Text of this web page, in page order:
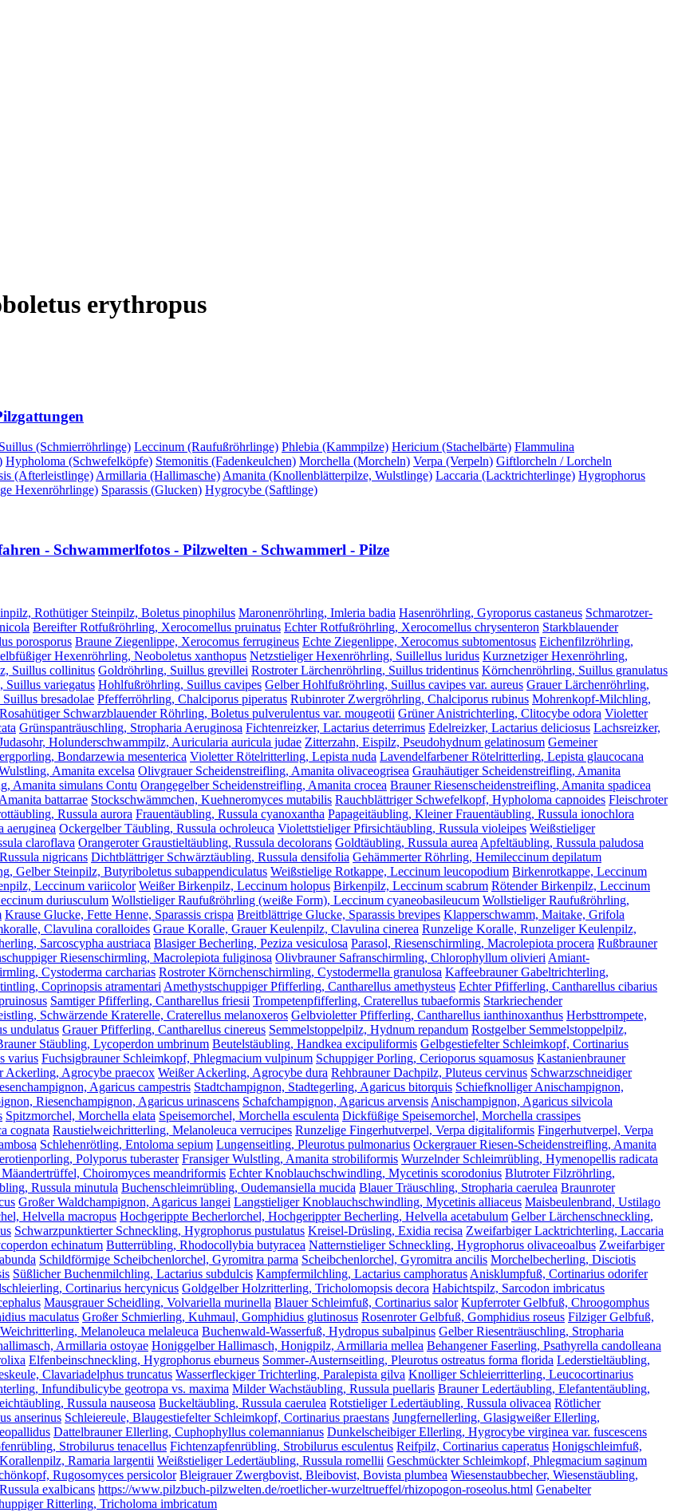
erythropus
Suillus (Schmierröhrlinge) Leccinum (Raufußröhrlinge) Phlebia (Kammpilze) Hericium (Stachelbärte) Flammulina
Hypholoma (Schwefelköpfe) Stemonitis (Fadenkeulchen) Morchella (Morcheln) Verpa (Verpeln) Giftlorcheln / Lorcheln
(Afterleistlinge) Armillaria (Hallimasche) Amanita (Knollenblätterpilze, Wulstlinge) Laccaria (Lacktrichterlinge) Hygrophorus
Hexenröhrlinge) Sparassis (Glucken) Hygrocybe (Saftlinge)
- Schwammerlfotos - Pilzwelten - Schwammerl - Pilze
Rothütiger Steinpilz, Boletus pinophilus Maronenröhrling, Imleria badia Hasenröhrling, Gyroporus castaneus Schmarotzer-
Bereifter Rotfußröhrling, Xerocomellus pruinatus Echter Rotfußröhrling, Xerocomellus chrysenteron Starkblauender
porosporus Braune Ziegenlippe, Xerocomus ferrugineus Echte Ziegenlippe, Xerocomus subtomentosus Eichenfilzröhrling,
Hexenröhrling, Neoboletus xanthopus Netzstieliger Hexenröhrling, Suillellus luridus Kurznetziger Hexenröhrling,
Suillus collinitus Goldröhrling, Suillus grevillei Rostroter Lärchenröhrling, Suillus tridentinus Körnchenröhrling, Suillus granulatus
Suillus variegatus Hohlfußröhrling, Suillus cavipes Gelber Hohlfußröhrling, Suillus cavipes var. aureus Grauer Lärchenröhrling,
bresadolae Pfefferröhrling, Chalciporus piperatus Rubinroter Zwergröhrling, Chalciporus rubinus Mohrenkopf-Milchling,
Rosahütiger Schwarzblauender Röhrling, Boletus pulverulentus var. mougeotii Grüner Anistrichterling, Clitocybe odora Violetter
Grünspanträuschling, Stropharia Aeruginosa Fichtenreizker, Lactarius deterrimus Edelreizker, Lactarius deliciosus Lachsreizker,
Holunderschwammpilz, Auricularia auricula judae Zitterzahn, Eispilz, Pseudohydnum gelatinosum Gemeiner
Bondarzewia mesenterica Violetter Rötelritterling, Lepista nuda Lavendelfarbener Rötelritterling, Lepista glaucocana
Amanita excelsa Olivgrauer Scheidenstreifling, Amanita olivaceogrisea Grauhäutiger Scheidenstreifling, Amanita
Amanita simulans Contu Orangegelber Scheidenstreifling, Amanita crocea Brauner Riesenscheidenstreifling, Amanita spadicea
battarrae Stockschwämmchen, Kuehneromyces mutabilis Rauchblättriger Schwefelkopf, Hypholoma capnoides Fleischroter
Russula aurora Frauentäubling, Russula cyanoxantha Papageitäubling, Kleiner Frauentäubling, Russula ionochlora
aeruginea Ockergelber Täubling, Russula ochroleuca Violettstieliger Pfirsichtäubling, Russula violeipes Weißstieliger
claroflava Orangeroter Graustieltäubling, Russula decolorans Goldtäubling, Russula aureaApfeltäubling, Russula paludosa
nigricans Dichtblättriger Schwärztäubling, Russula densifolia Gehämmerter Röhrling, Hemileccinum depilatum
Gelber Steinpilz, Butyriboletus subappendiculatus Weißstielige Rotkappe, Leccinum leucopodium Birkenrotkappe, Leccinum
Leccinum variicolor Weißer Birkenpilz, Leccinum holopus Birkenpilz, Leccinum scabrum Rötender Birkenpilz, Leccinum
duriusculum Wollstieliger Raufußröhrling (weiße Form), Leccinum cyaneobasileucum Wollstieliger Raufußröhrling,
Krause Glucke, Fette Henne, Sparassis crispa Breitblättrige Glucke, Sparassis brevipes Klapperschwamm, Maitake, Grifola
Clavulina coralloides Graue Koralle, Grauer Keulenpilz, Clavulina cinerea Runzelige Koralle, Runzeliger Keulenpilz,
Sarcoscypha austriaca Blasiger Becherling, Peziza vesiculosa Parasol, Riesenschirmling, Macrolepiota procera Rußbrauner
Riesenschirmling, Macrolepiota fuliginosa Olivbrauner Safranschirmling, Chlorophyllum olivieriAmiant-
Cystoderma carcharias Rostroter Körnchenschirmling, Cystodermella granulosa Kaffeebrauner Gabeltrichterling,
Coprinopsis atramentariAmethystschuppiger Pfifferling, Cantharellus amethysteus Echter Pfifferling, Cantharellus cibarius
Samtiger Pfifferling, Cantharellus friesii Trompetenpfifferling, Craterellus tubaeformis Starkriechender
Schwärzende Kraterelle, Craterellus melanoxeros Gelbvioletter Pfifferling, Cantharellus ianthinoxanthus Herbsttrompete,
undulatus Grauer Pfifferling, Cantharellus cinereus Semmelstoppelpilz, Hydnum repandum Rostgelber Semmelstoppelpilz,
Stäubling, Lycoperdon umbrinum Beutelstäubling, Handkea excipuliformis Gelbgestiefelter Schleimkopf, Cortinarius
varius Fuchsigbrauner Schleimkopf, Phlegmacium vulpinum Schuppiger Porling, Cerioporus squamosus Kastanienbrauner
Ackerling, Agrocybe praecox Weißer Ackerling, Agrocybe dura Rehbrauner Dachpilz, Pluteus cervinus Schwarzschneidiger
Agaricus campestris Stadtchampignon, Stadtegerling, Agaricus bitorquis Schiefknolliger Anischampignon,
Riesenchampignon, Agaricus urinascens Schafchampignon, Agaricus arvensisAnischampignon, Agaricus silvicola
Spitzmorchel, Morchella elata Speisemorchel, Morchella esculenta Dickfüßige Speisemorchel, Morchella crassipes
cognata Raustielweichritterling, Melanoleuca verrucipes Runzelige Fingerhutverpel, Verpa digitaliformis Fingerhutverpel, Verpa
Schlehenrötling, Entoloma sepium Lungenseitling, Pleurotus pulmonarius Ockergrauer Riesen-Scheidenstreifling, Amanita
Polyporus tuberaster Fransiger Wulstling, Amanita strobiliformis Wurzelnder Schleimrübling, Hymenopellis radicata
Mäandertrüffel, Choiromyces meandriformis Echter Knoblauchschwindling, Mycetinis scorodonius Blutroter Filzröhrling,
Russula minutula Buchenschleimrübling, Oudemansiella mucida Blauer Träuschling, Stropharia caerulea Braunroter
Großer Waldchampignon, Agaricus langei Langstieliger Knoblauchschwindling, Mycetinis alliaceus Maisbeulenbrand, Ustilago
Helvella macropus Hochgerippte Becherlorchel, Hochgerippter Becherling, Helvella acetabulum Gelber Lärchenschneckling,
Schwarzpunktierter Schneckling, Hygrophorus pustulatus Kreisel-Drüsling, Exidia recisa Zweifarbiger Lacktrichterling, Laccaria
echinatum Butterrübling, Rhodocollybia butyracea Natternstieliger Schneckling, Hygrophorus olivaceoalbus Zweifarbiger
Schildförmige Scheibchenlorchel, Gyromitra parma Scheibchenlorchel, Gyromitra ancilis Morchelbecherling, Disciotis
Süßlicher Buchenmilchling, Lactarius subdulcis Kampfermilchling, Lactarius camphoratusAnisklumpfuß, Cortinarius odorifer
Cortinarius hercynicus Goldgelber Holzritterling, Tricholomopsis decora Habichtspilz, Sarcodon imbricatus
Mausgrauer Scheidling, Volvariella murinella Blauer Schleimfuß, Cortinarius salor Kupferroter Gelbfuß, Chroogomphus
maculatus Großer Schmierling, Kuhmaul, Gomphidius glutinosus Rosenroter Gelbfuß, Gomphidius roseus Filziger Gelbfuß,
Melanoleuca melaleuca Buchenwald-Wasserfuß, Hydropus subalpinus Gelber Riesenträuschling, Stropharia
Armillaria ostoyae Honiggelber Hallimasch, Honigpilz, Armillaria mellea Behangener Faserling, Psathyrella candolleana
Elfenbeinschneckling, Hygrophorus eburneus Sommer-Austernseitling, Pleurotus ostreatus forma florida Lederstieltäubling,
Clavariadelphus truncatus Wasserfleckiger Trichterling, Paralepista gilva Knolliger Schleierritterling, Leucocortinarius
Infundibulicybe geotropa vs. maxima Milder Wachstäubling, Russula puellaris Brauner Ledertäubling, Elefantentäubling,
Russula nauseosa Buckeltäubling, Russula caerulea Rotstieliger Ledertäubling, Russula olivacea Rötlicher
anserinus Schleiereule, Blaugestiefelter Schleimkopf, Cortinarius praestans Jungfernellerling, Glasigweißer Ellerling,
Dattelbrauner Ellerling, Cuphophyllus colemannianus Dunkelscheibiger Ellerling, Hygrocybe virginea var. fuscescens
Strobilurus tenacellus Fichtenzapfenrübling, Strobilurus esculentus Reifpilz, Cortinarius caperatus Honigschleimfuß,
Ramaria largentii Weißstieliger Ledertäubling, Russula romellii Geschmückter Schleimkopf, Phlegmacium saginum
Rugosomyces persicolor Bleigrauer Zwergbovist, Bleibovist, Bovista plumbea Wiesenstaubbecher, Wiesenstäubling,
exalbicans https://www.pilzbuch-pilzwelten.de/roetlicher-wurzeltrueffel/rhizopogon-roseolus.html Genabelter
Ritterling, Tricholoma imbricatum